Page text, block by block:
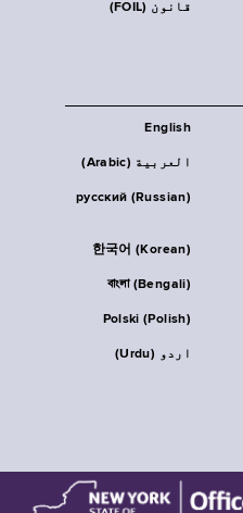
قانون (FOIL)
English
العربية (Arabic)
русский (Russian)
한국어 (Korean)
বাংলা (Bengali)
Polski (Polish)
اردو (Urdu)